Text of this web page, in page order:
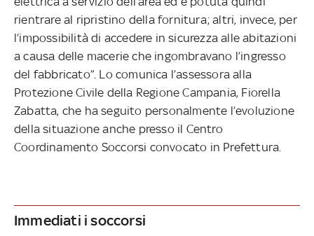
rientrare al ripristino della fornitura; altri, invece, per
l’impossibilità di accedere in sicurezza alle abitazioni
a causa delle macerie che ingombravano l’ingresso
del fabbricato”. Lo comunica l’assessora alla
Protezione Civile della Regione Campania, Fiorella
Zabatta, che ha seguito personalmente l’evoluzione
della situazione anche presso il Centro
Coordinamento Soccorsi convocato in Prefettura.
Immediati i soccorsi